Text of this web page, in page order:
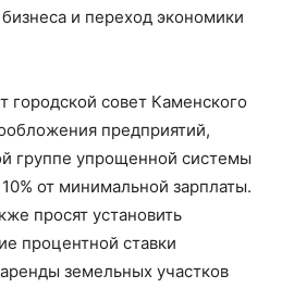
и переход экономики
городской совет Каменского
предприятий,
группе упрощенной системы
от минимальной зарплаты.
просят установить
процентной ставки
земельных участков